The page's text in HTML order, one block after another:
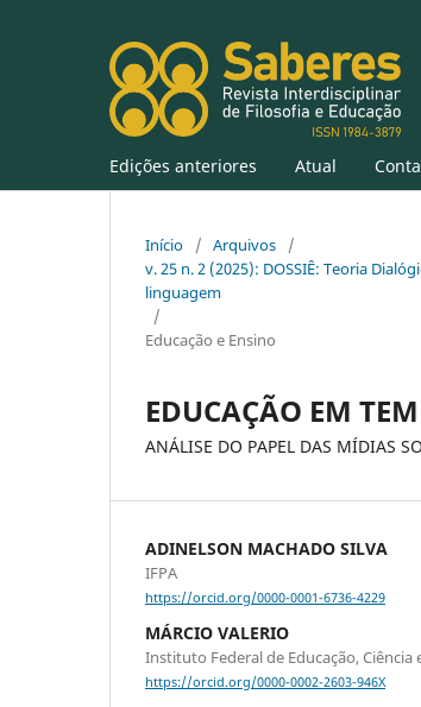
Edições anteriores Atual
Início / Arquivos
/
v. 25 n. 2 (2025): DOSSIÊ: Teoria
linguagem
/
Educação e Ensino
EDUCAÇÃO EM
ANÁLISE DO PAPEL DAS MÍDIAS
ADINELSON MACHADO SILVA
IFPA
https://orcid.org/0000-0001-6736-4229
MÁRCIO VALERIO
Instituto Federal de Educação, Ciência
https://orcid.org/0000-0002-2603-946X